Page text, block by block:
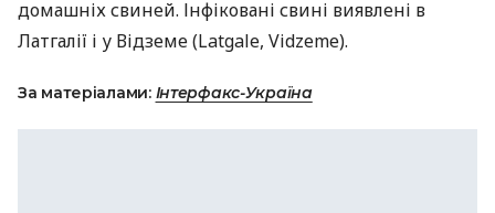
домашніх свиней. Інфіковані свині виявлені в
Латгалії і у Відземе (Latgalе, Vidzemе).
За матеріалами: Інтерфакс-Україна